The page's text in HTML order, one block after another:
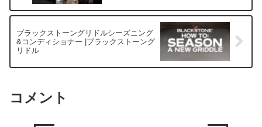
ブラックストーングリドルシーズニング
&コンディショナー |ブラックストーング
リドル
コメント